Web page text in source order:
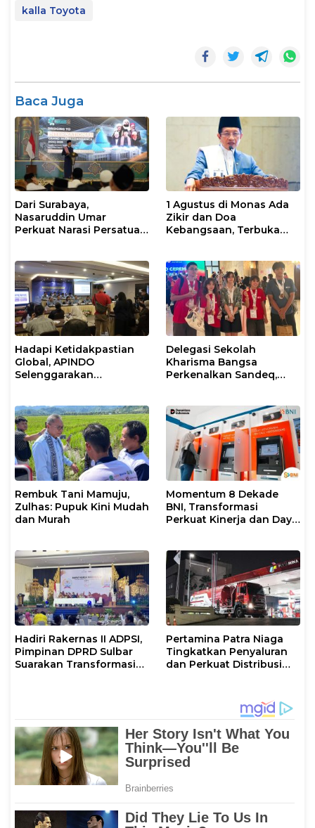
kalla Toyota
Baca Juga
Dari Surabaya,
Nasaruddin Umar
Perkuat Narasi Persatuan
1 Agustus di Monas Ada
Zikir dan Doa
Kebangsaan, Terbuka
Hadapi Ketidakpastian
Global, APINDO
Selenggarakan
Ketahanan Ekonomi
Nasional
Delegasi Sekolah
Kharisma Bangsa
Perkenalkan Sandeq,
STEAM Olympiad 2026 di
Roma
Rembuk Tani Mamuju,
Zulhas: Pupuk Kini Mudah
dan Murah
Momentum 8 Dekade
BNI, Transformasi
Perkuat Kinerja dan Daya
Hadiri Rakernas II ADPSI,
Pimpinan DPRD Sulbar
Suarakan Transformasi
Pertamina Patra Niaga
Tingkatkan Penyaluran
dan Perkuat Distribusi